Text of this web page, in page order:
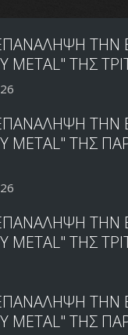
METAL" ΤΗΣ
METAL" ΤΗΣ
METAL" ΤΗΣ
METAL" ΤΗΣ